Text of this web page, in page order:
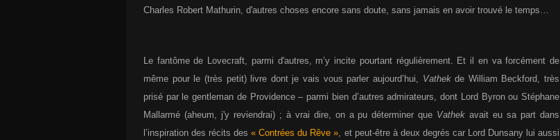
Charles Robert Mathurin, d'autres choses encore sans doute, sans jamais en avoir trouvé le temps…
Le fantôme de Lovecraft, parmi d'autres, m’y incite pourtant régulièrement.
Et il en va forcément de
même pour le (très petit) livre dont je vais vous parler aujourd’hui, Vathekde William Beckford, très
prisé par le gentleman de Providence – parmi bien d’autres admirateurs, dont Lord Byron ou Stéphane
Mallarmé (aheum, j'y reviendrai) ; à vrai dire, on a pu déterminer que Vathek avait eu sa part dans
l’inspiration des récits des« Contrées du Rêve » , et peut-être à deux degrés car Lord Dunsany lui aussi